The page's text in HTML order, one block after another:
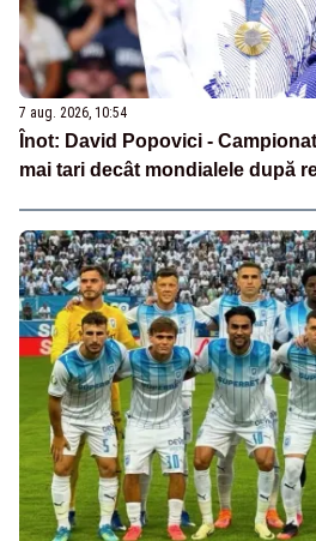
7 aug. 2026, 10:54
Înot: David Popovici -
mai tari decât mondialele după